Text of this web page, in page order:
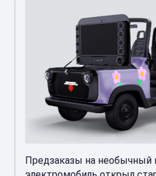
Предзаказы на необычный